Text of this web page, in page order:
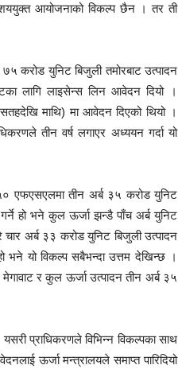
आयोजनाको विकल्प छैन । तर ती
करोड युनिट बिजुली तमोरबाट उत्पादन
लागि लाइसेन्स लिन आवेदन दियो ।
माथि) मा आवेदन दिएको थियो ।
तीन वर्ष लगाएर अध्ययन गर्दा यो
एफएसएलमा तीन अर्ब ३५ करोड युनिट
हो भने कुल ऊर्जा झन्डै पाँच अर्ब युनिट
अर्ब ३३ करोड युनिट बिजुली उत्पादन
भने यो विकल्प सबैभन्दा उत्तम देखिन्छ ।
र कुल ऊर्जा उत्पादन तीन अर्ब ३५
प्राधिकरणले विभिन्न विकल्पका साथ
ऊर्जा मन्त्रालयले समाप्त पारिदियो